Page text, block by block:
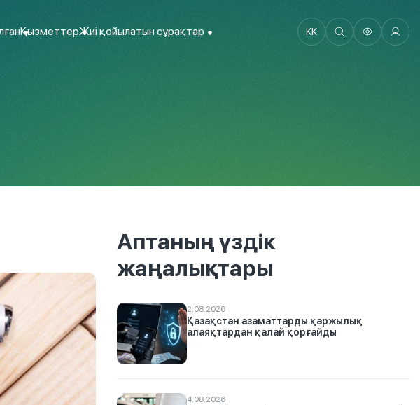
ҚызметтерЖиі қойылатын сұрақтар KK
Аптаның үздік
жаңалықтары
2.08.2026
Қазақстан азаматтарды қаржылық
алаяқтардан қалай қорғайды
4.08.2026